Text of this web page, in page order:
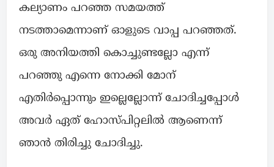
കല്യാണം പറഞ്ഞ സമയത്ത്
നടത്താമെന്നാണ് ഓളുടെ വാപ്പ പറഞ്ഞത്.
ഒരു അനിയത്തി കൊച്ചുണ്ടല്ലോ എന്ന്
പറഞ്ഞു എന്നെ നോക്കി മോന്
എതിർപ്പൊന്നും ഇല്ലെല്ലോന്ന് ചോദിച്ചപ്പോൾ
അവർ ഏത് ഹോസ്പിറ്റലിൽ ആണെന്ന്
ഞാൻ തിരിച്ചു ചോദിച്ചു.